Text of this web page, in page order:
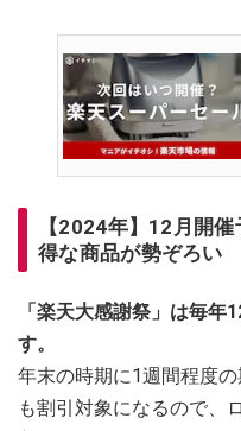
【2024年】12月開
得な商品が勢ぞろい
「楽天大感謝祭」は毎
す。
年末の時期に1週間程度
も割引対象になるので、